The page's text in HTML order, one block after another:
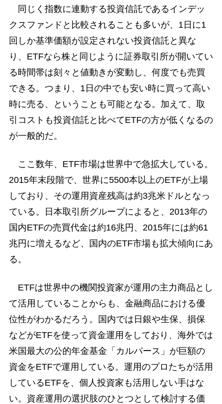
同じく指数に連動する投資信託であるインデッ
クスファンドと比較されることも多いが、1日に1
回しか基準価額が設定されない投資信託と異な
り、ETFなら株と同じように証券取引所が開いてい
る時間帯は刻々と値動きが変動し、何度でも売買
できる。つまり、1日の中でも安い時に買って高い
時に売る、ということも可能となる。加えて、取
引コストも投資信託と比べてETFの方が低くなるの
が一般的だ。
ここ数年、ETF市場は世界中で急拡大している。
2015年末段階で、世界に5500本以上のETFが上場
しており、その運用資産残高は約3兆米ドルとなっ
ている。日本取引所グループによると、2013年の
国内ETFの売買代金は約16兆円、2015年には約61
兆円に増えるなど、国内のETF市場も拡大傾向にあ
る。
ETFは世界中の機関投資家が運用の主力商品とし
て活用していることからも、金融商品における優
位性がわかるだろう。国内では日銀や生保、損保
などがETFを使って資金運用をしており、海外では
米国最大の公的年金基金「カルパース」が巨額の
資金をETFで運用している。運用のプロたちが活用
しているETFを、個人投資家も活用しない手はな
い。資産運用の選択肢のひとつとして検討する価